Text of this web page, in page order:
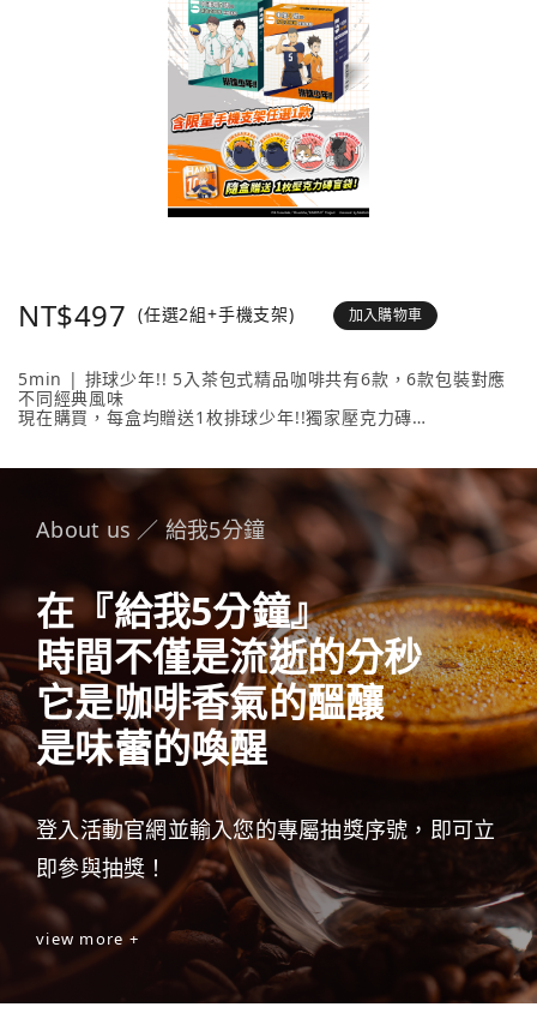
NT$497 (任選2組+手機支架) 加入購物車
5min | 排球少年!! 5入茶包式精品咖啡共有6款，6款包裝對應
不同經典風味
現在購買，每盒均贈送1枚排球少年!!獨家壓克力磚
內容物包含： 5min | 排球少年!! 5入茶包式精品咖啡 （隨盒附
贈1枚壓克力磚）任選2款、《排球少年!!手機支架》任選1款。
About us ／ 給我5分鐘
在『給我5分鐘』
時間不僅是流逝的分秒
它是咖啡香氣的醞釀
是味蕾的喚醒
登入活動官網並輸入您的專屬抽獎序號，即可立
即參與抽獎！
view more +